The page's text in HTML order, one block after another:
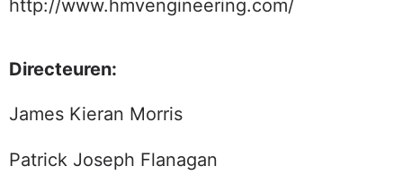
http://www.hmvengineering.com/
Directeuren:
James Kieran Morris
Patrick Joseph Flanagan